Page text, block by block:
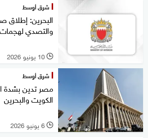
شرق أوسط
البحرين: إطلاق
والتصدي لهجمات
l 10 يونيو 2026
شرق أوسط
مصر تدين بشدة
الكويت والبحرين
l 6 يونيو 2026